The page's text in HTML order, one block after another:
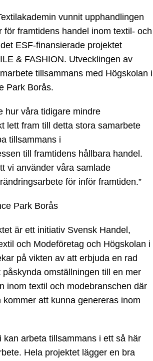
vunnit upphandlingen
för framtidens handel inom textil- och
ESF-finansierade projektet
& FASHION. Utvecklingen av
tillsammans med Högskolan i
Park Borås.
hur våra tidigare mindre
lett fram till detta stora samarbete
tillsammans i
till framtidens hållbara handel.
vi använder våra samlade
för inför framtiden.”
Park Borås
är ett initiativ Svensk Handel,
och Modeföretag och Högskolan i
på vikten av att erbjuda en rad
omställningen till en mer
inom textil och modebranschen där
kommer att kunna genereras inom
kan arbeta tillsammans i ett så här
Hela projektet lägger en bra